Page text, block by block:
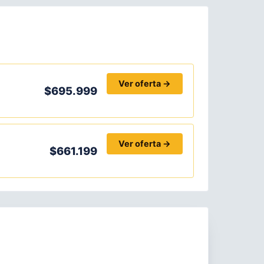
$695.999
Ver oferta →
$661.199
Ver oferta →